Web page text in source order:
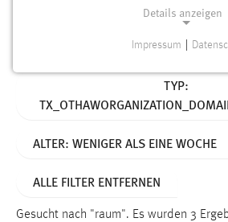
TYP:
ALTER: WENIGER ALS EINE WOCHE
ALLE FILTER ENTFERNEN
Gesucht nach "raum". Es wurden 3
Details anzeigen
Notwendige Cookies ermöglichen
Funktionen und sind für die
cookie_consent
Impressum